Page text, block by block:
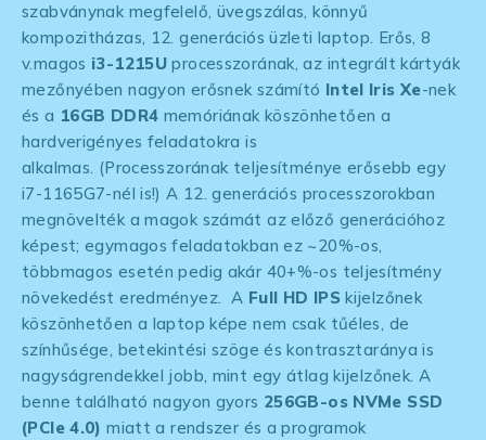
szabványnak megfelelő, üvegszálas, könnyű
kompozitházas, 12. generációs üzleti laptop. Erős, 8
v.magos i3-1215Uprocesszorának, az integrált kártyák
mezőnyében nagyon erősnek számító Intel Iris Xe-nek
és a 16GB DDR4 memóriának köszönhetően a
hardverigényes feladatokra is
alkalmas. (Processzorának teljesítménye erősebb egy
i7-1165G7-nél is!) A 12. generációs processzorokban
megnövelték a magok számát az előző generációhoz
képest; egymagos feladatokban ez ~20%-os,
többmagos esetén pedig akár 40+%-os teljesítmény
növekedést eredményez. A Full HD IPSkijelzőnek
köszönhetően a laptop képe nem csak tűéles, de
színhűsége, betekintési szöge és kontrasztaránya is
nagyságrendekkel jobb, mint egy átlag kijelzőnek. A
benne található nagyon gyors 256GB-os NVMe SSD
(PCIe 4.0)miatt a rendszer és a programok